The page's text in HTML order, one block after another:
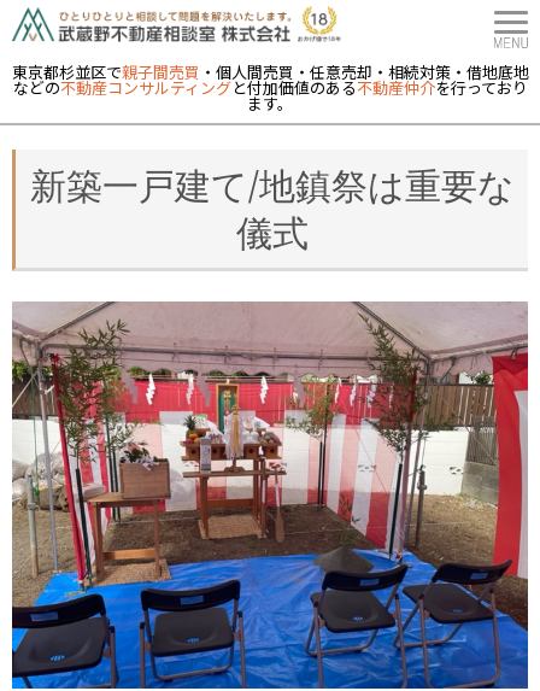
東京都杉並区で親子間売買 ・個人間売買・任意売却・相続対策・借地底地
などの不動産コンサルティングと付加価値のある不動産仲介を行っており
ます。
新築一戸建て/地鎮祭は重要な
儀式